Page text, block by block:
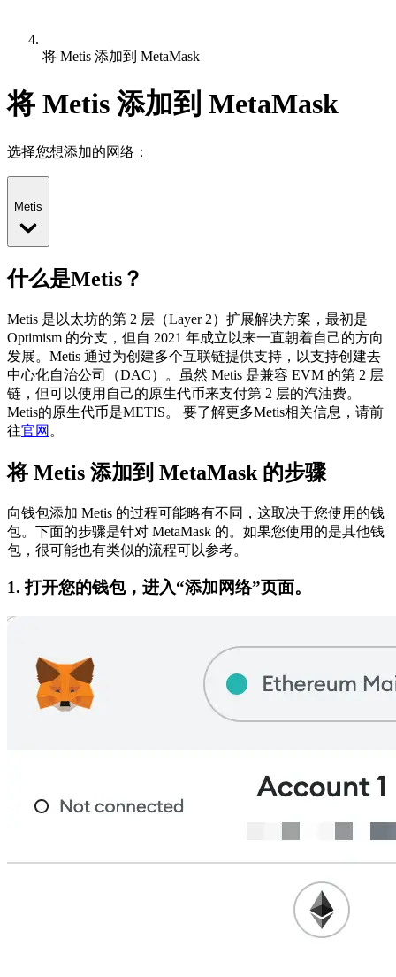
将 Metis 添加到 MetaMask
将 Metis 添加到 MetaMask
选择您想添加的网络：
Metis
什么是Metis？
Metis 是以太坊的第 2 层（Layer 2）扩展解决方案，最初是
Optimism 的分支，但自 2021 年成立以来一直朝着自己的方向
发展。Metis 通过为创建多个互联链提供支持，以支持创建去
中心化自治公司（DAC）。虽然 Metis 是兼容 EVM 的第 2 层
链，但可以使用自己的原生代币来支付第 2 层的汽油费。
Metis的原生代币是METIS。
要了解更多Metis相关信息，请前
往官网 。
将 Metis 添加到 MetaMask 的步骤
向钱包添加 Metis 的过程可能略有不同，这取决于您使用的钱
包。下面的步骤是针对 MetaMask 的。如果您使用的是其他钱
包，很可能也有类似的流程可以参考。
1. 打开您的钱包，进入“添加网络”页面。